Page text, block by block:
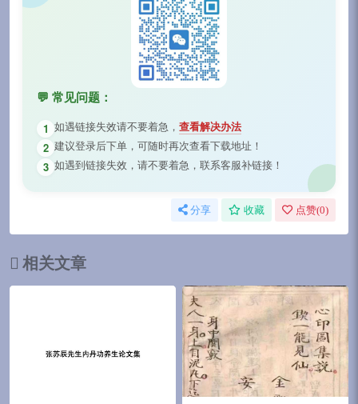
💬 常见问题：
1 如遇链接失效请不要着急， 查看解决办法
2 建议登录后下单，可随时再次查看下载地址！
3 如遇到链接失效，请不要着急，联系客服补链接！
分享 收藏 点赞(0)
相关文章